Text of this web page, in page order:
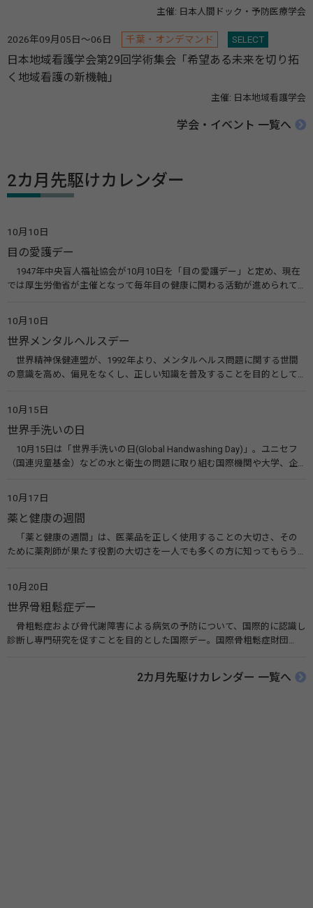
主催: 日本人間ドック・予防医療学会
2026年09月05日～06日 千葉・オンデマンド SELECT
日本地域看護学会第29回学術集会「希望ある未来を切り拓
く地域看護の新機軸」
主催: 日本地域看護学会
学会・イベント 一覧へ
2カ月先駆けカレンダー
10月10日
目の愛護デー
1947年中央盲人福祉協会が10月10日を「目の愛護デー」と定め、現在
では厚生労働省が主催となって毎年目の健康に関わる活動が進められて
会）
10月10日
世界メンタルヘルスデー
世界精神保健連盟が、1992年より、メンタルヘルス問題に関する世間
の意識を高め、偏見をなくし、正しい知識を普及することを目的として、
す。 関連リンク 世界メンタルヘルスデー（厚生労働省） 働く人のメンタ
ルヘルス・ポータルサイト「こころの耳」（厚生労働省）
10月15日
世界手洗いの日
10月15日は「世界手洗いの日(Global Handwashing Day)」。ユニセフ
（国連児童基金）などの水と衛生の問題に取り組む国際機関や大学、企
10月17日
薬と健康の週間
「薬と健康の週間」は、医薬品を正しく使用することの大切さ、その
ために薬剤師が果たす役割の大切さを一人でも多くの方に知ってもらう
伝えたい！薬との付き合い方」（保健指導リソースガイド）
10月20日
世界骨粗鬆症デー
骨粗鬆症および骨代謝障害による病気の予防について、国際的に認識し
診断し専門研究を促すことを目的とした国際デー。国際骨粗鬆症財団
法人 骨粗鬆症財団 世界骨粗鬆症デー（WOD）2カ月先駆けカレンダー 一覧へ